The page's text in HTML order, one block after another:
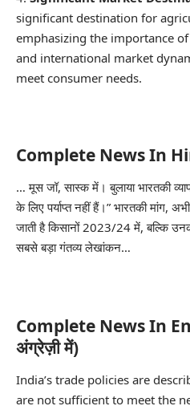
significant destination for
emphasizing the importance
and international market
meet consumer needs.
Complete News In
… मूस जॉ, सास्क में। बुलायाभारतकी
के लिए पर्याप्त नहीं हैं।” भारतकी मांग,
जाती हैकिसानों2023/24 में, बल्कि
सबसे बड़ा गंतव्य लेखांकन…
Complete News In
अंग्रेज़ी में)
India’s trade policies are
are not sufficient to meet the